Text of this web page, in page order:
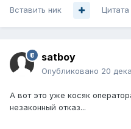
Вставить ник Цитата
satboy
Опубликовано 20
А вот это уже косяк
незаконный отказ...